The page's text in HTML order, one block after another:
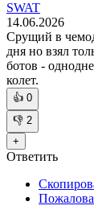
SWAT
14.06.2026
Срущий в
дня но взял
ботов -
колет.
👍 0
👎 2
+
Ответить